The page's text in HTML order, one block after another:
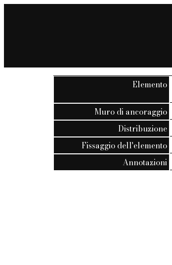
Elemento
Muro di ancoraggio
Distribuzione
Fissaggio dell'elemento
Annotazioni